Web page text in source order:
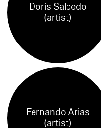
Doris Salcedo
(artist)
Fernando Arias
(artist)